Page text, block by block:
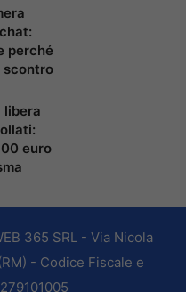
perché
scontro
libera
euro
365 SRL - Via Nicola
- Codice Fiscale e